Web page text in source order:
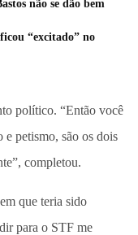
não se dão bem
“excitado” no
político. “Então você
e petismo, são os dois
completou.
que teria sido
para o STF me